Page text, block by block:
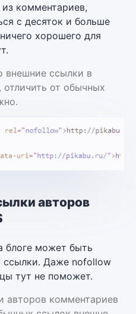
комментариев,
с десяток и больше
хорошего для
внешние ссылки в
от обычных
авторов
блоге может быть
ссылки. Даже nofollow
тут не поможет.
авторов комментариев